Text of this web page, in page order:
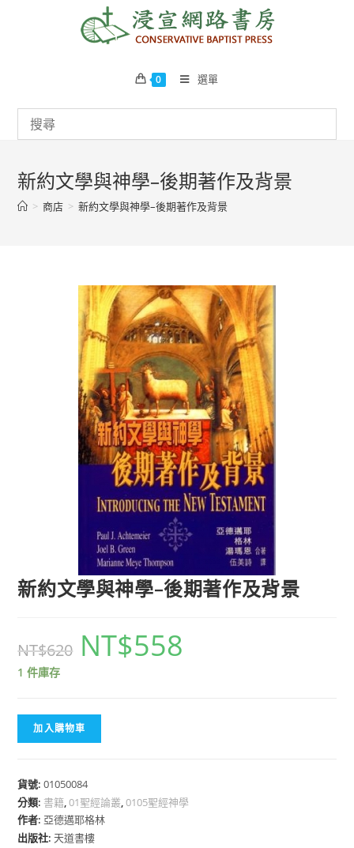
0 選單
新約文學與神學–後期著作及背景
> 商店 > 新約文學與神學–後期著作及背景
新約文學與神學–後期著作及背景
NT$620 NT$558
1 件庫存
加入購物車
貨號:01050084
分類: 書籍,01聖經論叢,0105聖經神學
作者: 亞德邁耶格林
出版社:天道書樓